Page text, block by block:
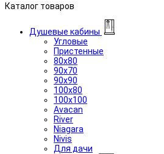
Каталог товаров
Душевые кабины
Угловые
Пристенные
80x80
90x70
90x90
100x80
100x100
Avacan
River
Niagara
Nivis
Для дачи